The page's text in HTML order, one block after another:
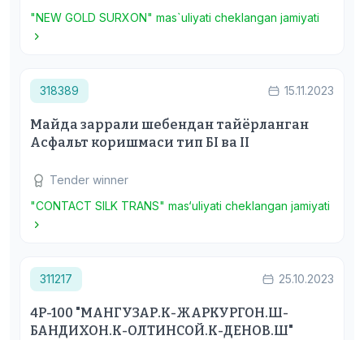
"NEW GOLD SURXON" mas`uliyati cheklangan jamiyati
318389 15.11.2023
Майда заррали шебендан тайёрланган
Асфальт коришмаси тип БI ва II
Tender winner
"CONTACT SILK TRANS" mas‘uliyati cheklangan jamiyati
311217 25.10.2023
4Р-100 "МАНГУЗАР.К-ЖАРКУРГОН.Ш-
БАНДИХОН.К-ОЛТИНСОЙ.К-ДЕНОВ.Ш"